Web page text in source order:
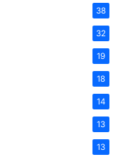
38
32
19
18
14
13
13